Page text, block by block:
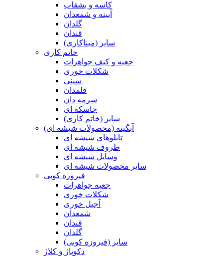
کاسه و بشقاب
آیینه و شمعدان
گلدان
قندان
سایر (میناکاری)
خاتم کاری
جعبه و کیف جواهرات
شکلات خوری
سینی
قلمدان
سرمه دان
جاسکه ای
سایر (خاتم کاری)
آبگینه (محصولات شیشه ای)
تابلوهای شیشه ای
ظروف شیشه ای
وسایل شیشه ای
سایر محصولات شیشه ای
فیروزه کوبی
جعبه جواهرات
شکلات خوری
آجیل خوری
شمعدان
قندان
گلدان
سایر (فیروزه کوبی)
دکوپاژ و کلاژ